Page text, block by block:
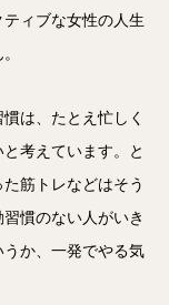
ィブな女性の人生
は、たとえ忙しく
考えています。と
筋トレなどはそう
慣のない人がいき
か、一発でやる気